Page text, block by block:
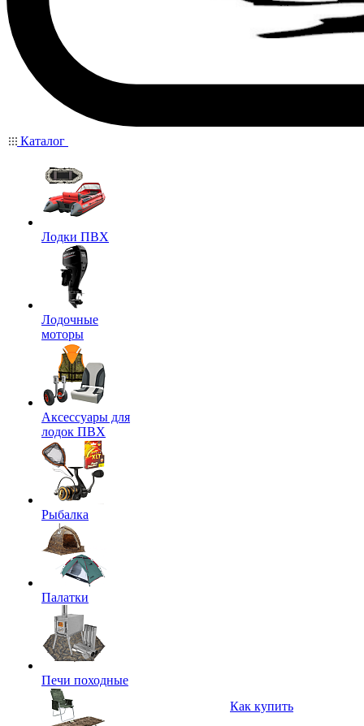
Каталог
Лодки ПВХ
Лодочные
моторы
Аксессуары для
лодок ПВХ
Рыбалка
Палатки
Печи походные
Как купить